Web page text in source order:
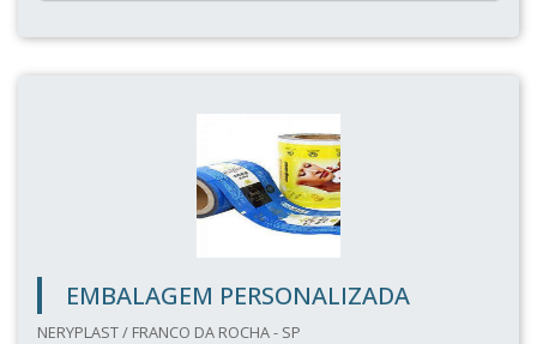
EMBALAGEM PERSONALIZADA
NERYPLAST / FRANCO DA ROCHA - SP